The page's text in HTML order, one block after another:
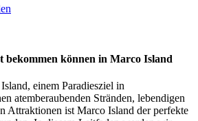
bekommen können in Marco Island
einem Paradiesziel in
atemberaubenden Stränden, lebendigen
Attraktionen ist Marco Island der perfekte